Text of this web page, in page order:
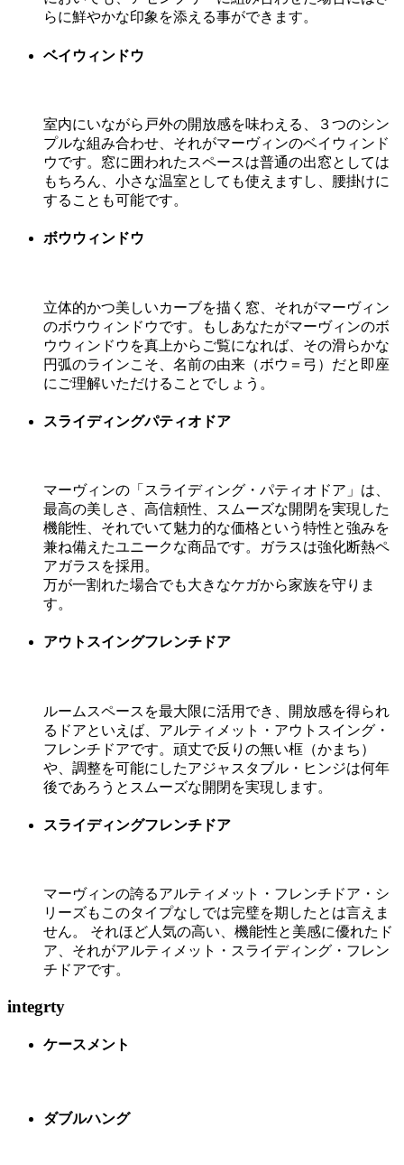
らに鮮やかな印象を添える事ができます。
ベイウィンドウ
室内にいながら戸外の開放感を味わえる、３つのシン
プルな組み合わせ、それがマーヴィンのベイウィンド
ウです。窓に囲われたスペースは普通の出窓としては
もちろん、小さな温室としても使えますし、腰掛けに
することも可能です。
ボウウィンドウ
立体的かつ美しいカーブを描く窓、それがマーヴィン
のボウウィンドウです。もしあなたがマーヴィンのボ
ウウィンドウを真上からご覧になれば、その滑らかな
円弧のラインこそ、名前の由来（ボウ＝弓）だと即座
にご理解いただけることでしょう。
スライディングパティオドア
マーヴィンの「スライディング・パティオドア」は、
最高の美しさ、高信頼性、スムーズな開閉を実現した
機能性、それでいて魅力的な価格という特性と強みを
兼ね備えたユニークな商品です。ガラスは強化断熱ペ
アガラスを採用。
万が一割れた場合でも大きなケガから家族を守りま
す。
アウトスイングフレンチドア
ルームスペースを最大限に活用でき、開放感を得られ
るドアといえば、アルティメット・アウトスイング・
フレンチドアです。頑丈で反りの無い框（かまち）
や、調整を可能にしたアジャスタブル・ヒンジは何年
後であろうとスムーズな開閉を実現します。
スライディングフレンチドア
マーヴィンの誇るアルティメット・フレンチドア・シ
リーズもこのタイプなしでは完璧を期したとは言えま
せん。 それほど人気の高い、機能性と美感に優れたド
ア、それがアルティメット・スライディング・フレン
チドアです。
integrty
ケースメント
ダブルハング